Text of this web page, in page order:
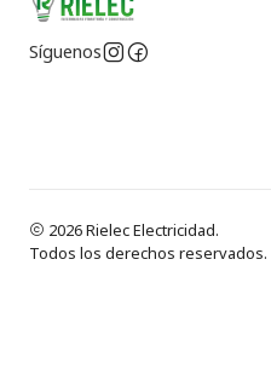
Síguenos
2026 Rielec Electricidad.
Todos los derechos reservados.